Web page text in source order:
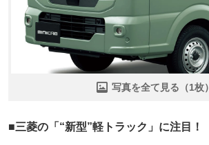
写真を全て見る（1枚）
■三菱の「“新型”軽トラック」に注目！